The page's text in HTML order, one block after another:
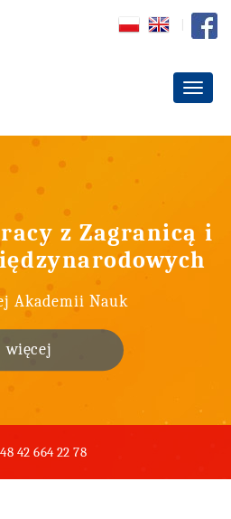
z Zagranicą i
Akademii Nauk
więcej
42 664 22 78